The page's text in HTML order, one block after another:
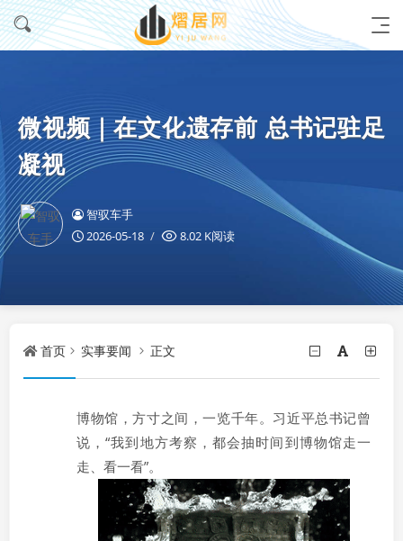
微视频｜在文化遗存前 总书记驻足
凝视
智驭车手
2026-05-18
8.02 K阅读
首页 实事要闻 正文
博物馆，方寸之间，一览千年。习近平总书记曾
说，“我到地方考察，都会抽时间到博物馆走一
走、看一看”。